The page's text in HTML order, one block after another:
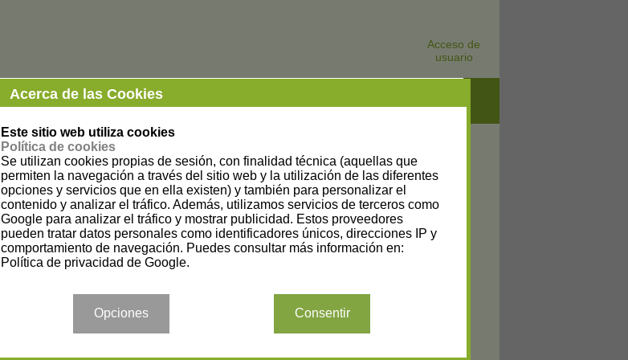
Acceso de
usuario
Acerca de las Cookies
Este sitio web utiliza cookies
Política de cookies
Se utilizan cookies propias de sesión, con finalidad técnica (aquellas que
permiten la navegación a través del sitio web y la utilización de las diferentes
opciones y servicios que en ella existen) y también para personalizar el
contenido y analizar el tráfico. Además, utilizamos servicios de terceros como
Google para analizar el tráfico y mostrar publicidad. Estos proveedores
pueden tratar datos personales como identificadores únicos, direcciones IP y
comportamiento de navegación. Puedes consultar más información en:
Política de privacidad de Google.
Opciones Consentir
Bembibre(1)
Cacabelos(2)
León(20)
Santa María del Páramo
Villafranca del Bierzo